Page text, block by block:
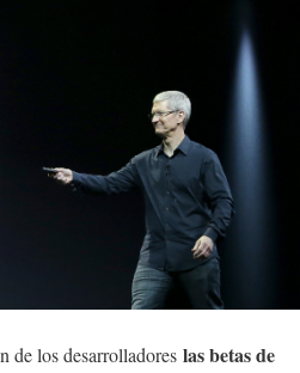
de los desarrolladores las betas de